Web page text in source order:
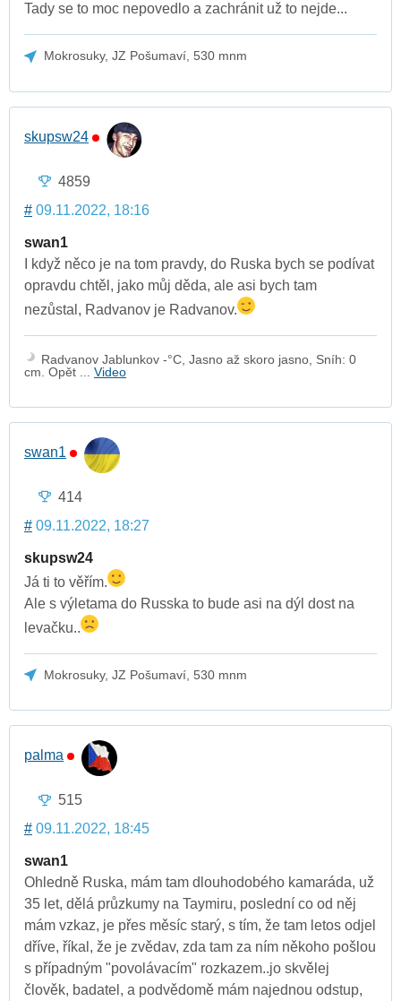
Tady se to moc nepovedlo a zachránit už to nejde...
Mokrosuky, JZ Pošumaví, 530 mnm
skupsw24
4859
# 09.11.2022, 18:16
swan1
I když něco je na tom pravdy, do Ruska bych se podívat
opravdu chtěl, jako můj děda, ale asi bych tam
nezůstal, Radvanov je Radvanov.
Radvanov Jablunkov -°C, Jasno až skoro jasno, Sníh: 0
cm. Opět ... Video
swan1
414
# 09.11.2022, 18:27
skupsw24
Já ti to věřím.
Ale s výletama do Russka to bude asi na dýl dost na
levačku..
Mokrosuky, JZ Pošumaví, 530 mnm
palma
515
# 09.11.2022, 18:45
swan1
Ohledně Ruska, mám tam dlouhodobého kamaráda, už
35 let, dělá průzkumy na Taymiru, poslední co od něj
mám vzkaz, je přes měsíc starý, s tím, že tam letos odjel
dříve, říkal, že je zvědav, zda tam za ním někoho pošlou
s případným "povolávacím" rozkazem..jo skvělej
člověk, badatel, a podvědomě mám najednou odstup,